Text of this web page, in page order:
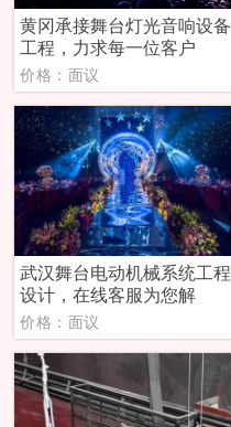
黄冈承接舞台灯光音响设备
工程，力求每一位客户
价格：面议
武汉舞台电动机械系统工程
设计，在线客服为您解
价格：面议